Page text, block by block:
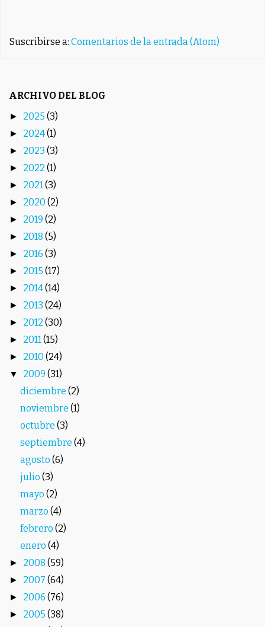
Suscribirse a: Comentarios de la entrada (Atom)
ARCHIVO DEL BLOG
► 2025 (3)
► 2024(1)
► 2023 (3)
► 2022 (1)
► 2021(3)
► 2020 (2)
► 2019 (2)
► 2018 (5)
► 2016 (3)
► 2015 (17)
► 2014(14)
► 2013 (24)
► 2012 (30)
► 2011(15)
► 2010 (24)
▼ 2009 (31)
diciembre(2)
noviembre(1)
octubre(3)
septiembre(4)
agosto(6)
julio(3)
mayo(2)
marzo(4)
febrero(2)
enero(4)
► 2008 (59)
► 2007 (64)
► 2006 (76)
► 2005 (38)